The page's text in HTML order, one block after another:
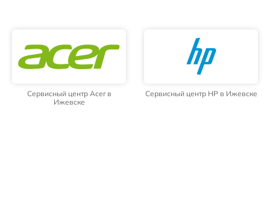
Сервисный центр Acer в
Ижевске
Сервисный центр HP в Ижевске